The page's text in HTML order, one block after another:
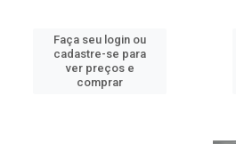
Faça seu login ou
cadastre-se para
ver preços e
comprar